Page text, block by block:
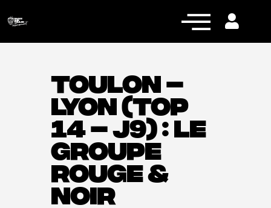
Actualités
Équipe pro
Nos équipes
Fan Zone
RCT Engagé
TOULON –
LYON (TOP
14 – J9) : LE
GROUPE
ROUGE &
NOIR